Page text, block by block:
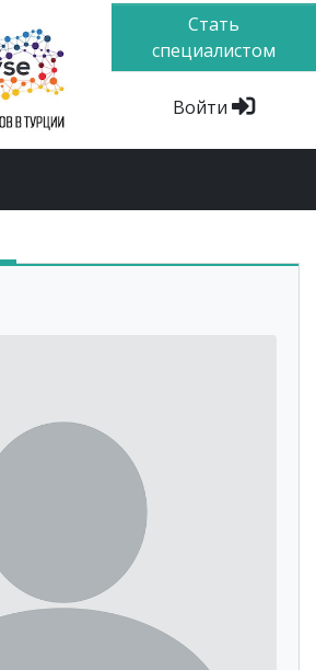
Стать
специалистом
Войти